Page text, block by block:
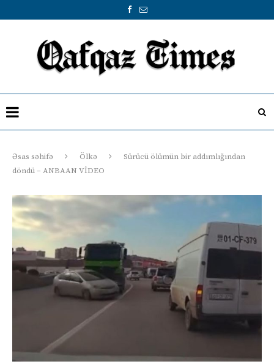
Əsas səhifə Ölkə
Sürücü ölümün bir addımlığından
döndü – ANBAAN VİDEO